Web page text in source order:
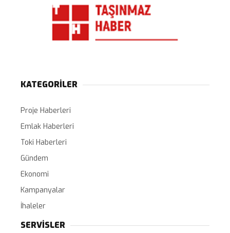
KATEGORİLER
Proje Haberleri
Emlak Haberleri
Toki Haberleri
Gündem
Ekonomi
Kampanyalar
İhaleler
SERVİSLER